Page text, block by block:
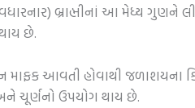
બ્રાહ્મીનાં આ મેધ્ય
છે.
આવતી હોવાથી જળાશયના
ચૂર્ણનો ઉપયોગ થાય છે.